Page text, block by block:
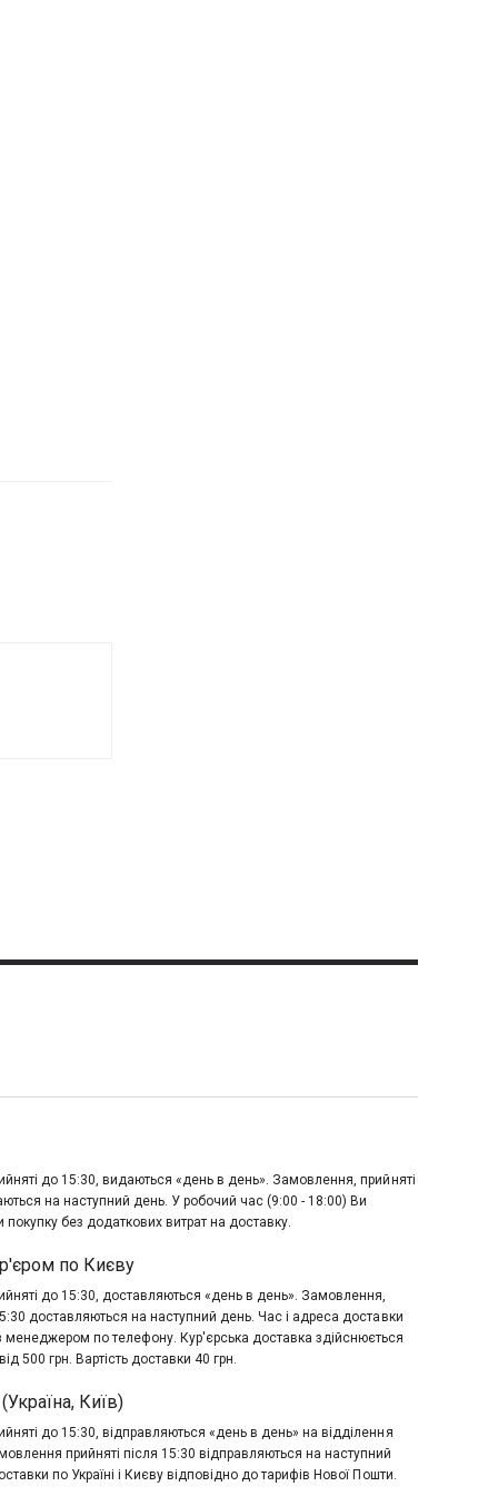
до 15:30, видаються «день в день». Замовлення, прийняті
на наступний день. У робочий час (9:00 - 18:00) Ви
без додаткових витрат на доставку.
по Києву
до 15:30, доставляються «день в день». Замовлення,
доставляються на наступний день. Час і адреса доставки
менеджером по телефону. Кур'єрська доставка здійснюється
500 грн. Вартість доставки 40 грн.
Київ)
до 15:30, відправляються «день в день» на відділення
прийняті після 15:30 відправляються на наступний
по Україні і Києву відповідно до тарифів Нової Пошти.